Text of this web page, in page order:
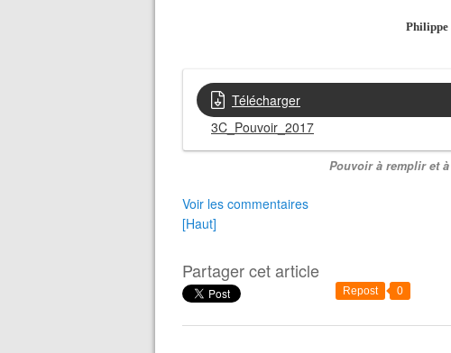
Télécharger
3C_Pouvoir_2017
Pouvoir à remplir et
Voir les commentaires
[Haut]
Partager cet article
Repost 0